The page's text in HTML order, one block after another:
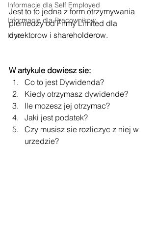
Informacje dla Self Employed
Informacje dla Pracownikow
Inne
Jest to to jedna z form otrzymywania
pieniedzy od Firmy Limited dla
dyrektorow i shareholderow.
W artykule dowiesz sie:
Co to jest Dywidenda?
Kiedy otrzymasz dywidende?
Ile mozesz jej otrzymac?
Jaki jest podatek?
Czy musisz sie rozliczyc z niej w
urzedzie?